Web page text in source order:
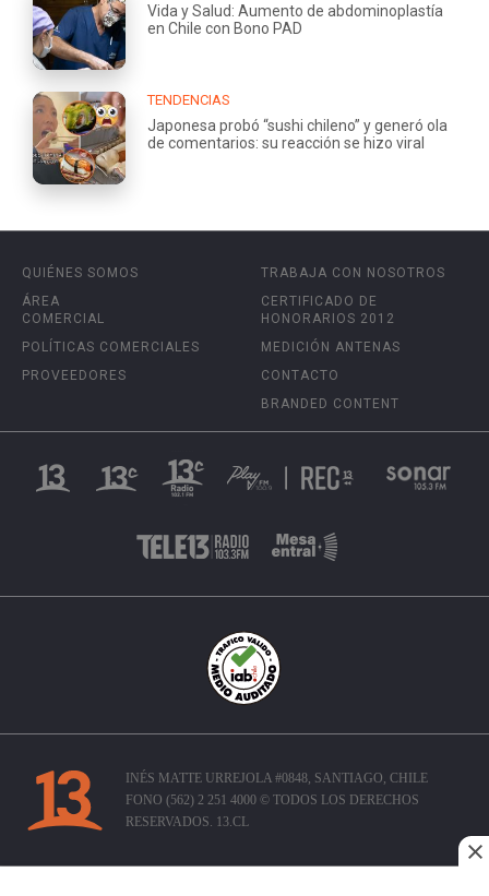
Vida y Salud: Aumento de abdominoplastía
en Chile con Bono PAD
TENDENCIAS
Japonesa probó “sushi chileno” y generó ola
de comentarios: su reacción se hizo viral
QUIÉNES SOMOS
ÁREA
COMERCIAL
POLÍTICAS COMERCIALES
PROVEEDORES
TRABAJA CON NOSOTROS
CERTIFICADO DE
HONORARIOS 2012
MEDICIÓN ANTENAS
CONTACTO
BRANDED CONTENT
INÉS MATTE URREJOLA #0848, SANTIAGO, CHILE
FONO (562) 2 251 4000 © TODOS LOS DERECHOS
RESERVADOS. 13.CL